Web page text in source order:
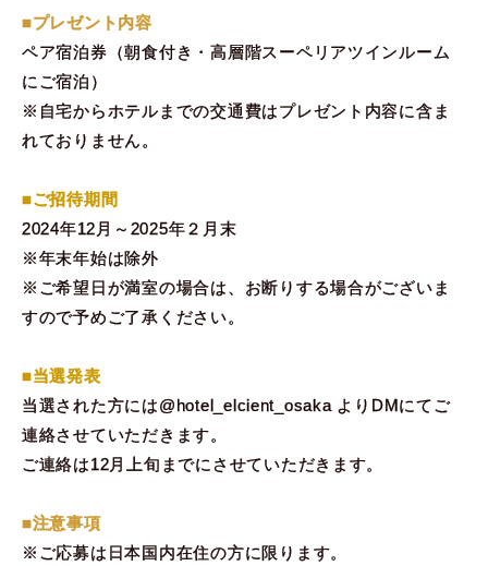
■プレゼント内容
ペア宿泊券（朝食付き・高層階スーペリアツインルーム
にご宿泊）
※自宅からホテルまでの交通費はプレゼント内容に含ま
れておりません。
■ご招待期間
2024年12月～2025年２月末
※年末年始は除外
※ご希望日が満室の場合は、お断りする場合がございま
すので予めご了承ください。
■当選発表
当選された方には@hotel_elcient_osaka よりDMにてご
連絡させていただきます。
ご連絡は12月上旬までにさせていただきます。
■注意事項
※ご応募は日本国内在住の方に限ります。